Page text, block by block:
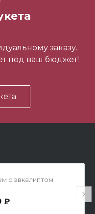
№1
заказу.
под ваш бюджет!
с эвкалиптом
₽